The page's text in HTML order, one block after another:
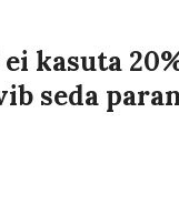
kasuta
seda